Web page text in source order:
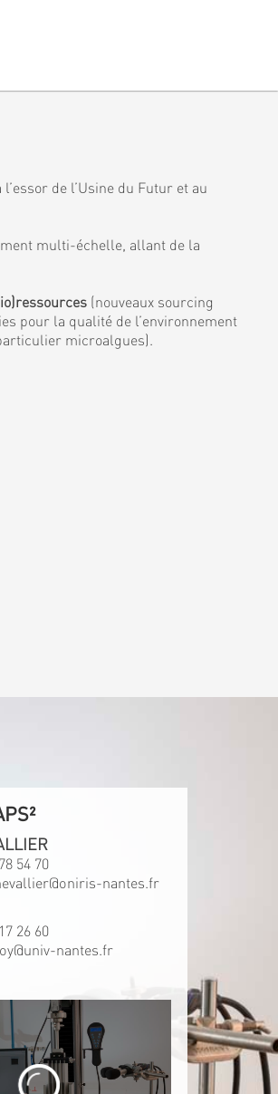
de l’Usine du Futur et au
multi-échelle, allant de la
(nouveaux sourcing
pour la qualité de l’environnement
microalgues).
54 70
nantes.fr
26 60
nantes.fr